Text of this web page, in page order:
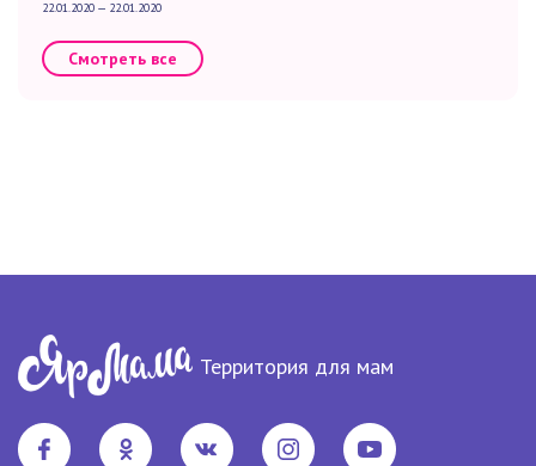
22.01.2020 — 22.01.2020
Смотреть все
Территория для мам